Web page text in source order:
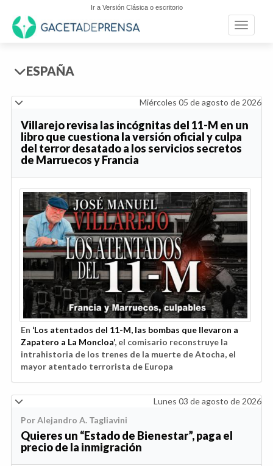
Ir a Versión Clásica o escritorio
Toggle
ESPAÑA
Miércoles 05 de agosto de 2026
Villarejo revisa las incógnitas del 11-M en un
libro que cuestiona la versión oficial y culpa
del terror desatado a los servicios secretos
de Marruecos y Francia
En ‘Los atentados del 11-M, las bombas que llevaron a
Zapatero a La Moncloa’, el comisario reconstruye la
intrahistoria de los trenes de la muerte de Atocha, el
mayor atentado terrorista de Europa
Lunes 03 de agosto de 2026
Por Alejandro A. Tagliavini
Quieres un “Estado de Bienestar”, paga el
precio de la inmigración